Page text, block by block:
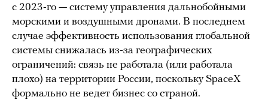
с 2023-го — систему управления дальнобойными
морскими и воздушными дронами. В последнем
случае эффективность использования глобальной
системы снижалась из-за географических
ограничений: связь не работала (или работала
плохо) на территории России, поскольку SpaceX
формально не ведет бизнес со страной.